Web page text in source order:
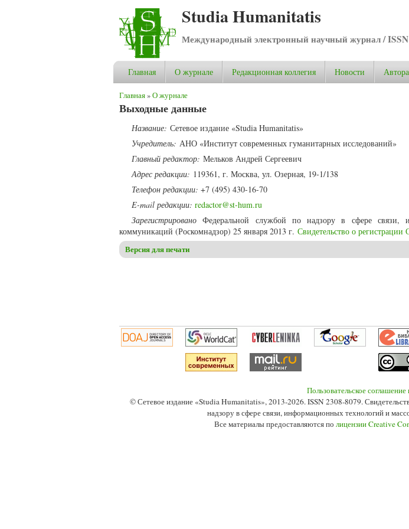
Studia Humanitatis
Международный электронный научный журнал / ISSN
Главная О журнале Редакционная коллегия Новости
Вы здесь
Главная»О журнале
Выходные данные
Название: Сетевое издание «Studia Humanitatis»
Учредитель: АНО «Институт современных гуманитарных исследований»
Главный редактор: Мельков Андрей Сергеевич
Адрес редакции: 119361, г. Москва, ул. Озерная, 19-1/138
Телефон редакции: +7 (495) 430-16-70
E-mail редакции: redactor@st-hum.ru
Зарегистрировано Федеральной службой по надзору в сфере связи,
коммуникаций (Роскомнадзор) 25 января 2013 г. Свидетельство о
Версия для печати
Пользовательское
© Сетевое издание «Studia Humanitatis», 2013-2026. ISSN 2308-8079.
надзору в сфере связи, информационных технологий и
Все материалы предоставляются по лицензии Creative